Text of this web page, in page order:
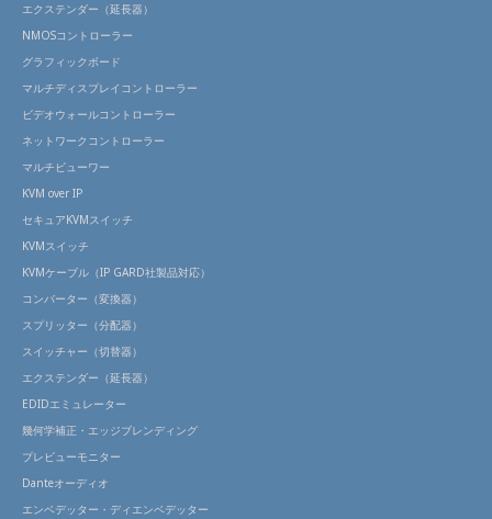
エクステンダー（延長器）
NMOSコントローラー
グラフィックボード
マルチディスプレイコントローラー
ビデオウォールコントローラー
ネットワークコントローラー
マルチビューワー
KVM over IP
セキュアKVMスイッチ
KVMスイッチ
KVMケーブル（IP GARD社製品対応）
コンバーター（変換器）
スプリッター（分配器）
スイッチャー（切替器）
エクステンダー（延長器）
EDIDエミュレーター
幾何学補正・エッジブレンディング
プレビューモニター
Danteオーディオ
エンベデッター・ディエンベデッター